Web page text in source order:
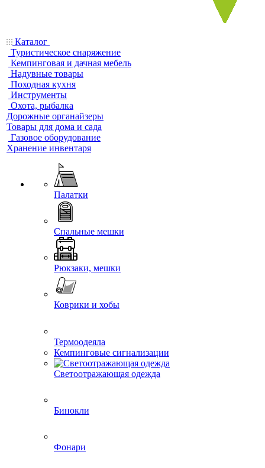
Каталог
Туристическое снаряжение
Кемпинговая и дачная мебель
Надувные товары
Походная кухня
Инструменты
Охота, рыбалка
Дорожные органайзеры
Товары для дома и сада
Газовое оборудование
Хранение инвентаря
Палатки
Спальные мешки
Рюкзаки, мешки
Коврики и хобы
Термоодеяла
Кемпинговые сигнализации
Светоотражающая одежда
Бинокли
Фонари